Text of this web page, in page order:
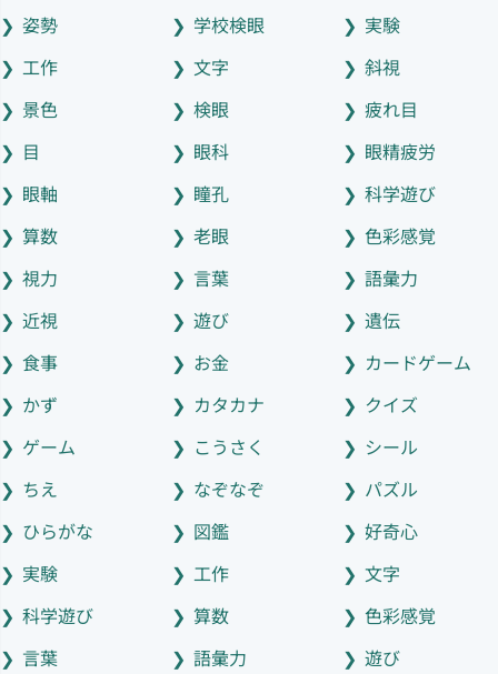
姿勢
学校検眼
実験
工作
文字
斜視
景色
検眼
疲れ目
目
眼科
眼精疲労
眼軸
瞳孔
科学遊び
算数
老眼
色彩感覚
視力
言葉
語彙力
近視
遊び
遺伝
食事
お金
カードゲーム
かず
カタカナ
クイズ
ゲーム
こうさく
シール
ちえ
なぞなぞ
パズル
ひらがな
図鑑
好奇心
実験
工作
文字
科学遊び
算数
色彩感覚
言葉
語彙力 遊び